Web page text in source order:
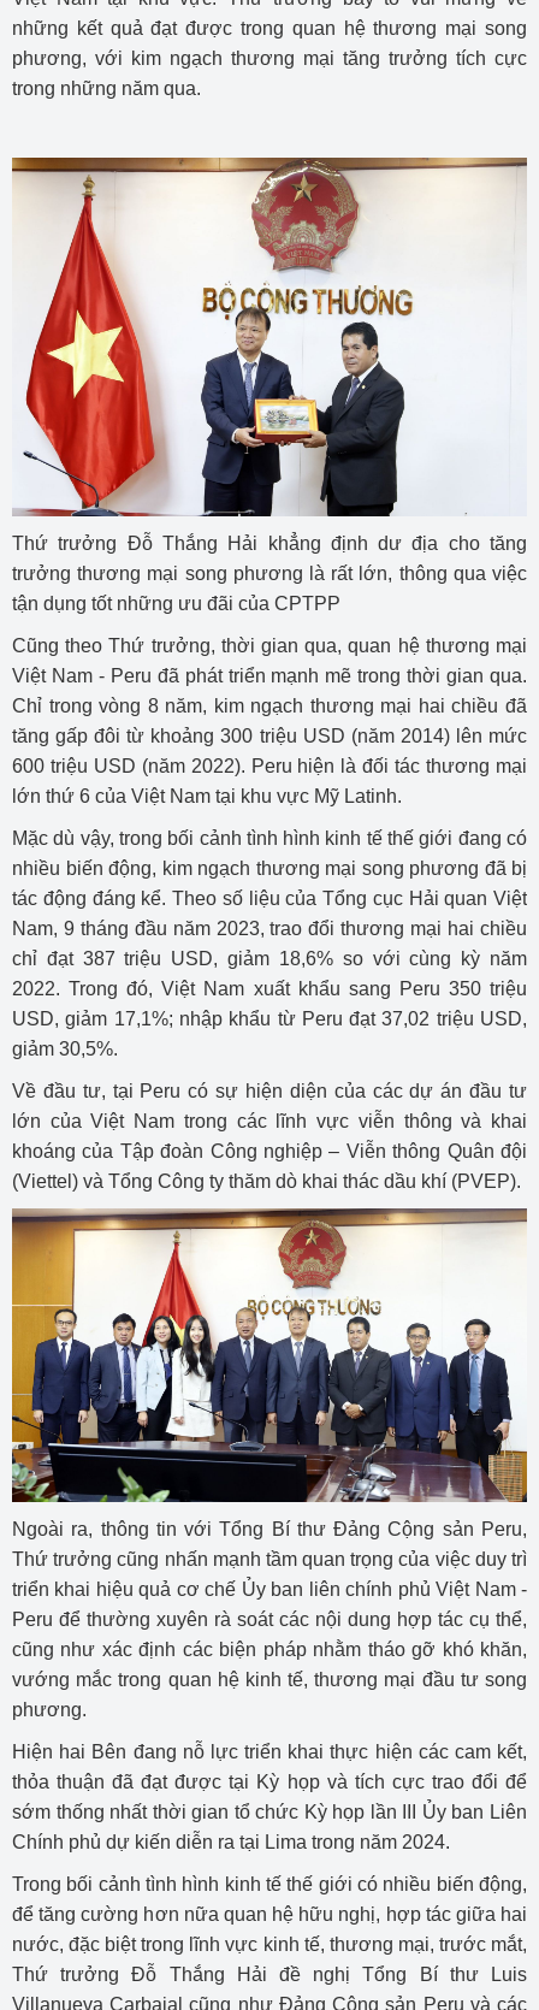
những kết quả đạt được trong quan hệ thương mại song
phương, với kim ngạch thương mại tăng trưởng tích cực
trong những năm qua.
Thứ trưởng Đỗ Thắng Hải khẳng định dư địa cho tăng
trưởng thương mại song phương là rất lớn, thông qua việc
tận dụng tốt những ưu đãi của CPTPP
Cũng theo Thứ trưởng, thời gian qua, quan hệ thương mại
Việt Nam - Peru đã phát triển mạnh mẽ trong thời gian qua.
Chỉ trong vòng 8 năm, kim ngạch thương mại hai chiều đã
tăng gấp đôi từ khoảng 300 triệu USD (năm 2014) lên mức
600 triệu USD (năm 2022). Peru hiện là đối tác thương mại
lớn thứ 6 của Việt Nam tại khu vực Mỹ Latinh.
Mặc dù vậy, trong bối cảnh tình hình kinh tế thế giới đang có
nhiều biến động, kim ngạch thương mại song phương đã bị
tác động đáng kể. Theo số liệu của Tổng cục Hải quan Việt
Nam, 9 tháng đầu năm 2023, trao đổi thương mại hai chiều
chỉ đạt 387 triệu USD, giảm 18,6% so với cùng kỳ năm
2022. Trong đó, Việt Nam xuất khẩu sang Peru 350 triệu
USD, giảm 17,1%; nhập khẩu từ Peru đạt 37,02 triệu USD,
giảm 30,5%.
Về đầu tư, tại Peru có sự hiện diện của các dự án đầu tư
lớn của Việt Nam trong các lĩnh vực viễn thông và khai
khoáng của Tập đoàn Công nghiệp – Viễn thông Quân đội
(Viettel) và Tổng Công ty thăm dò khai thác dầu khí (PVEP).
Ngoài ra, thông tin với Tổng Bí thư Đảng Cộng sản Peru,
Thứ trưởng cũng nhấn mạnh tầm quan trọng của việc duy trì
triển khai hiệu quả cơ chế Ủy ban liên chính phủ Việt Nam -
Peru để thường xuyên rà soát các nội dung hợp tác cụ thể,
cũng như xác định các biện pháp nhằm tháo gỡ khó khăn,
vướng mắc trong quan hệ kinh tế, thương mại đầu tư song
phương.
Hiện hai Bên đang nỗ lực triển khai thực hiện các cam kết,
thỏa thuận đã đạt được tại Kỳ họp và tích cực trao đổi để
sớm thống nhất thời gian tổ chức Kỳ họp lần III Ủy ban Liên
Chính phủ dự kiến diễn ra tại Lima trong năm 2024.
Trong bối cảnh tình hình kinh tế thế giới có nhiều biến động,
để tăng cường hơn nữa quan hệ hữu nghị, hợp tác giữa hai
nước, đặc biệt trong lĩnh vực kinh tế, thương mại, trước mắt,
Thứ trưởng Đỗ Thắng Hải đề nghị Tổng Bí thư Luis
Villanueva Carbajal cũng như Đảng Cộng sản Peru và các